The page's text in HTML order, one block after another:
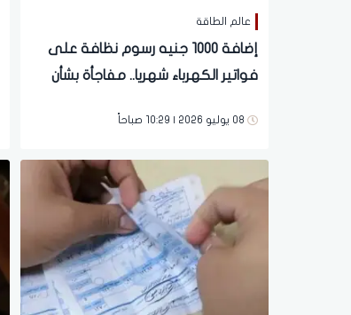
عالم الطاقة
إضافة 1000 جنيه رسوم نظافة على
فواتير الكهرباء شهريا.. مفاجأة بشأن
08 يوليو 2026 | 10:29 صباحاً